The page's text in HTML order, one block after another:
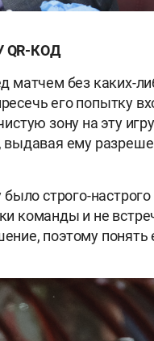
КОД
матчем без каких-
его попытку
зону на эту
ему
строго-
команды и не
поэтому понять